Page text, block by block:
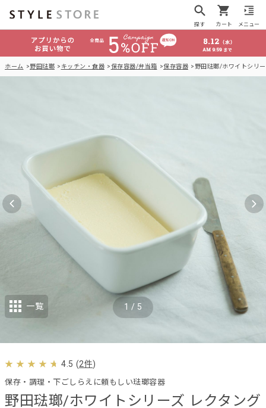
探す カート メニュー
ホーム 野田琺瑯 キッチン・食器 保存容器/弁当箱 保存容器 野田琺瑯/ホワイトシリ
野田琺瑯/ホワイトシリーズ レクタング
保存・調理・下ごしらえに頼もしい琺瑯容器
4.5 (2件)
1 / 5
一覧